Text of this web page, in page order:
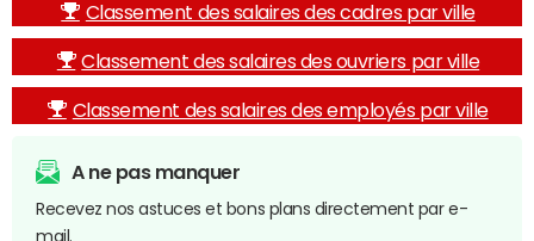
Classement des salaires des cadres par ville
Classement des salaires des ouvriers par ville
Classement des salaires des employés par ville
A ne pas manquer
Recevez nos astuces et bons plans directement par e-
mail.